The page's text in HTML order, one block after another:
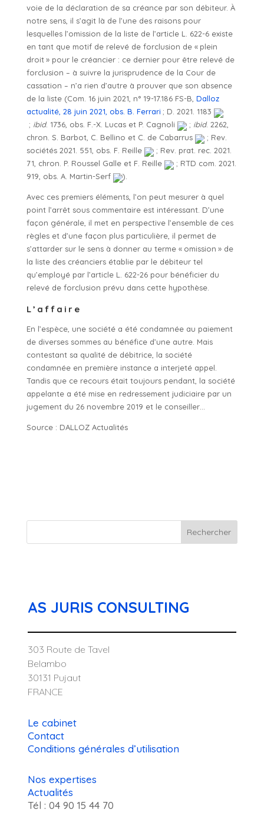
voie de la déclaration de sa créance par son débiteur. À
notre sens, il s’agit là de l’une des raisons pour
lesquelles l’omission de la liste de l’article L. 622-6 existe
en tant que motif de relevé de forclusion de « plein
droit » pour le créancier : ce dernier pour être relevé de
forclusion – à suivre la jurisprudence de la Cour de
cassation – n’a rien d’autre à prouver que son absence
de la liste (Com. 16 juin 2021, n° 19-17.186 FS-B, Dalloz
actualité, 28 juin 2021, obs. B. Ferrari ; D. 2021. 1183
; ibid. 1736, obs. F.-X. Lucas et P. Cagnoli ; ibid. 2262,
chron. S. Barbot, C. Bellino et C. de Cabarrus
; Rev.
sociétés 2021. 551, obs. F. Reille
; Rev. prat. rec. 2021.
71, chron. P. Roussel Galle et F. Reille
; RTD com. 2021.
919, obs. A. Martin-Serf
).
Avec ces premiers éléments, l’on peut mesurer à quel
point l’arrêt sous commentaire est intéressant. D’une
façon générale, il met en perspective l’ensemble de ces
règles et d’une façon plus particulière, il permet de
s’attarder sur le sens à donner au terme « omission » de
la liste des créanciers établie par le débiteur tel
qu’employé par l’article L. 622-26 pour bénéficier du
relevé de forclusion prévu dans cette hypothèse.
L’affaire
En l’espèce, une société a été condamnée au paiement
de diverses sommes au bénéfice d’une autre. Mais
contestant sa qualité de débitrice, la société
condamnée en première instance a interjeté appel.
Tandis que ce recours était toujours pendant, la société
appelante a été mise en redressement judiciaire par un
jugement du 26 novembre 2019 et le conseiller…
Source : DALLOZ Actualités
Rechercher
AS JURIS CONSULTING
303 Route de Tavel
Belambo
30131 Pujaut
FRANCE
Le cabinet
Contact
Conditions générales d’utilisation
Nos expertises
Actualités
Tél : 04 90 15 44 70